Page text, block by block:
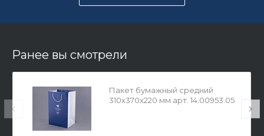
Ранее вы смотрели
Пакет бумажный средний
310х370х220 мм арт. 14.00953.05